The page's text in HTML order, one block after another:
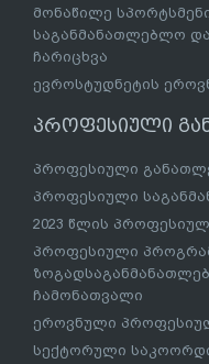
მონაწილე
საგანმანათლებლო
ჩარიცხვა
ევროსტუდნეტის
პროფესიული
პროფესიული
პროფესიული
2023 წლის
პროფესიული
ჩამონათვალი
ეროვნული
სექტორული